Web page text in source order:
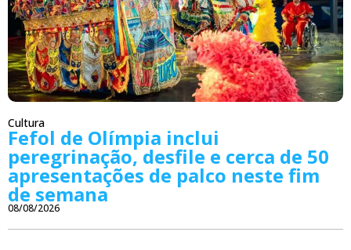
Cultura
Fefol de Olímpia inclui
peregrinação, desfile e cerca de 50
apresentações de palco neste fim
de semana
08/08/2026